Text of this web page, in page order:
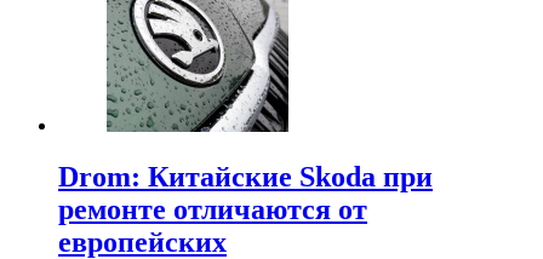
Drom: Китайские Skoda при
ремонте отличаются от
европейских